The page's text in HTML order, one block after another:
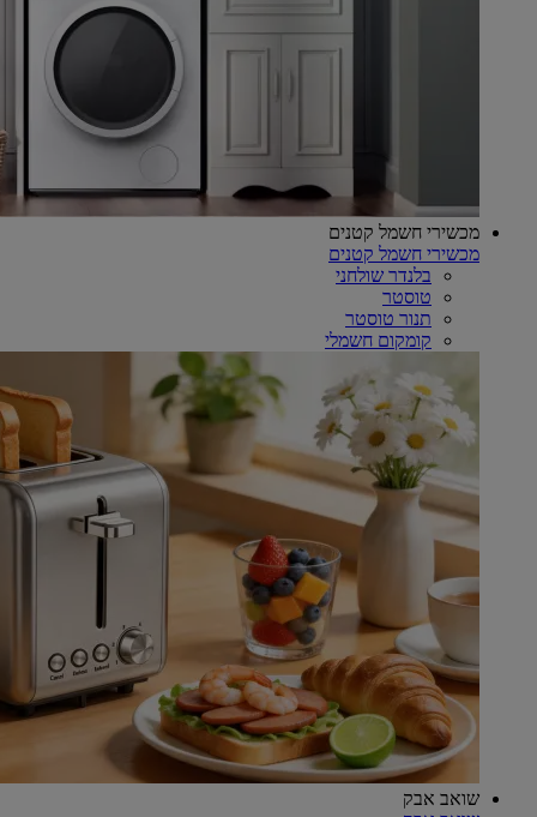
מכשירי חשמל קטנים
מכשירי חשמל קטנים
בלנדר שולחני
טוסטר
תנור טוסטר
קומקום חשמלי
שואב אבק